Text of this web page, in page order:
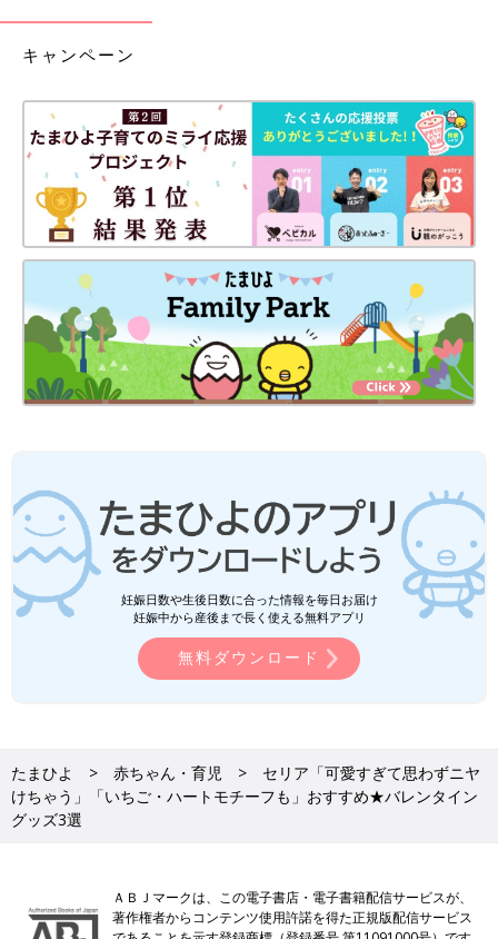
キャンペーン
妊娠日数や生後日数に合った情報を毎日お届け
妊娠中から産後まで長く使える無料アプリ
無料ダウンロード
たまひよ 赤ちゃん・育児
セリア「可愛すぎて思わずニヤ
けちゃう」「いちご・ハートモチーフも」おすすめ★バレンタイン
グッズ3選
ＡＢＪマークは、この電子書店・電子書籍配信サービスが、
著作権者からコンテンツ使用許諾を得た正規版配信サービス